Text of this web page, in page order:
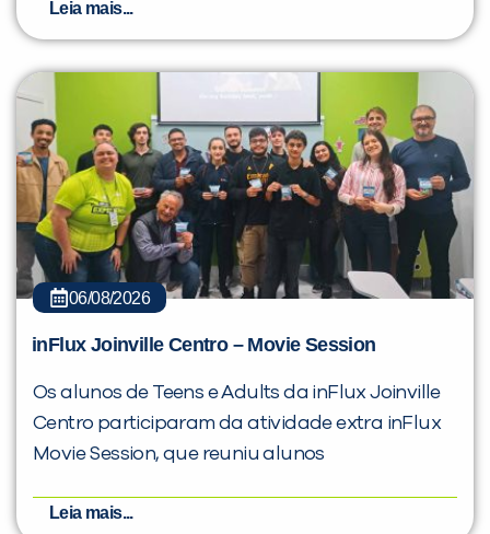
Leia mais...
06/08/2026
inFlux Joinville Centro – Movie Session
Os alunos de Teens e Adults da inFlux Joinville
Centro participaram da atividade extra inFlux
Movie Session, que reuniu alunos
Leia mais...